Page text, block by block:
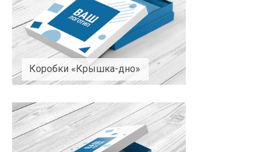
Коробки «Крышка-дно»